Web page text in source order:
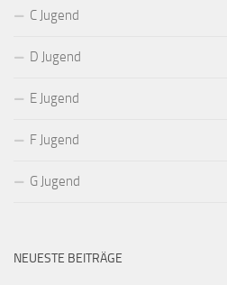
C Jugend
D Jugend
E Jugend
F Jugend
G Jugend
NEUESTE BEITRÄGE